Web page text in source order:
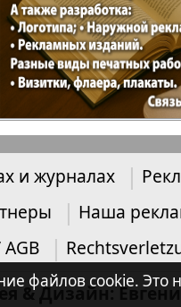
и журналах
Наша
& Дизайн:
файлов cookie.